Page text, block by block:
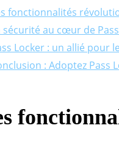
fonctionnalités
sécurité au cœur de
Locker : un allié pour
: Adoptez Pass